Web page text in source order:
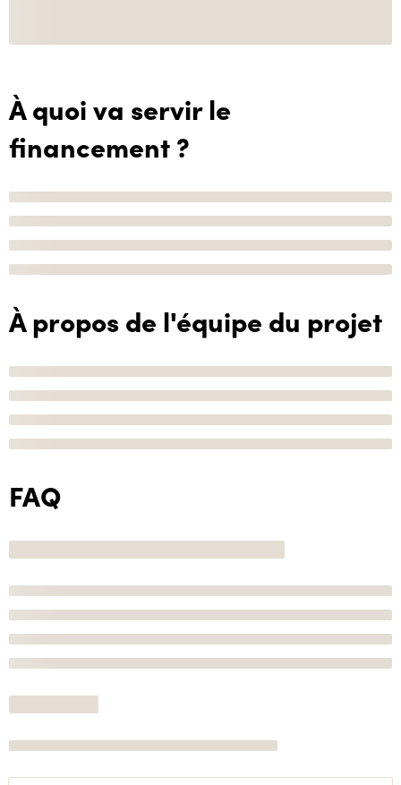
À quoi va servir le
financement ?
À propos de l'équipe du projet
FAQ